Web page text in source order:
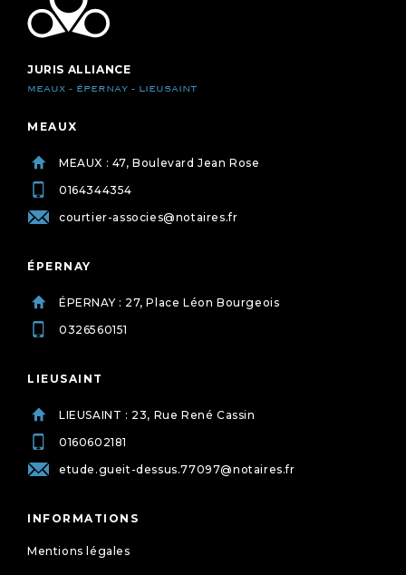
JURIS ALLIANCE
MEAUX - ÉPERNAY - LIEUSAINT
MEAUX
MEAUX : 47, Boulevard Jean Rose
0164344354
courtier-associes@notaires.fr
ÉPERNAY
ÉPERNAY : 27, Place Léon Bourgeois
0326560151
LIEUSAINT
LIEUSAINT : 23, Rue René Cassin
0160602181
etude.gueit-dessus.77097@notaires.fr
INFORMATIONS
Mentions légales